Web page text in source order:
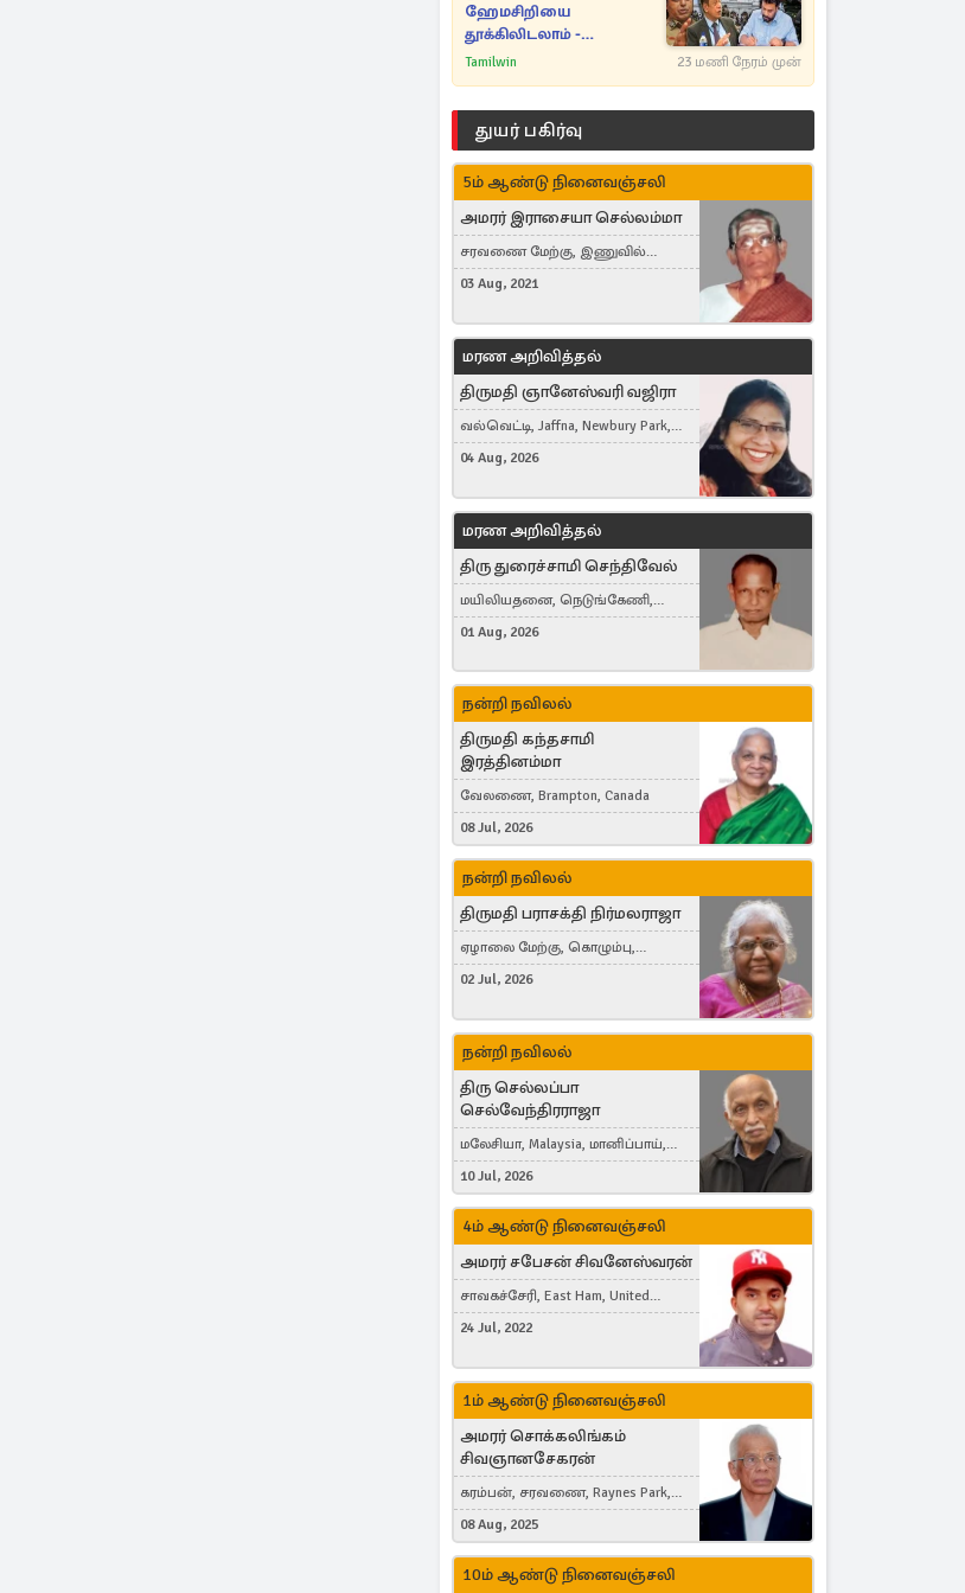
ஹேமசிறியை
தூக்கிலிடலாம் -
அநுரவுக்குச் சென்ற
Tamilwin 23 மணி நேரம் முன்
துயர் பகிர்வு
5ம் ஆண்டு நினைவஞ்சலி
அமரர் இராசையா செல்லம்மா
சரவணை மேற்கு, இணுவில்
கிழக்கு
03 Aug, 2021
மரண அறிவித்தல்
திருமதி ஞானேஸ்வரி வஜிரா
வல்வெட்டி, Jaffna, Newbury Park,
United Kingdom
04 Aug, 2026
மரண அறிவித்தல்
திரு துரைச்சாமி செந்திவேல்
மயிலியதனை, நெடுங்கேணி,
கம்பர்மலை
01 Aug, 2026
நன்றி நவிலல்
திருமதி கந்தசாமி
இரத்தினம்மா
வேலணை, Brampton, Canada
08 Jul, 2026
நன்றி நவிலல்
திருமதி பராசக்தி நிர்மலராஜா
ஏழாலை மேற்கு, கொழும்பு,
தங்காலை, London, United Kingdom
02 Jul, 2026
நன்றி நவிலல்
திரு செல்லப்பா
செல்வேந்திரராஜா
மலேசியா, Malaysia, மானிப்பாய்,
Duisburg, Germany, London, United
Kingdom
10 Jul, 2026
4ம் ஆண்டு நினைவஞ்சலி
அமரர் சபேசன் சிவனேஸ்வரன்
சாவகச்சேரி, East Ham, United
Kingdom
24 Jul, 2022
1ம் ஆண்டு நினைவஞ்சலி
அமரர் சொக்கலிங்கம்
சிவஞானசேகரன்
கரம்பன், சரவணை, Raynes Park,
London, United Kingdom
08 Aug, 2025
10ம் ஆண்டு நினைவஞ்சலி